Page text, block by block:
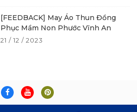
[FEEDBACK] May Áo Thun Đồng
Phục Mầm Non Phước Vĩnh An
21 / 12 / 2023